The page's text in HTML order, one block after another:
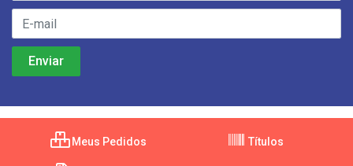
Meus Pedidos Títulos